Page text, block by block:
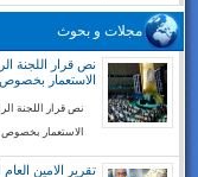
مجلات و بحوث
نص قرار اللجنة
الاستعمار بخصوص
نص قرار اللجنة
الاستعمار بخصوص
تقرير الامين